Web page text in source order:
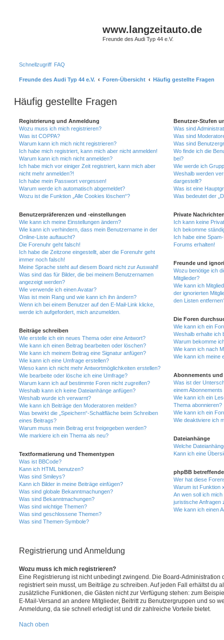
www.langzeitauto.de
Freunde des Audi Typ 44 e.V.
Schnellzugriff FAQ
Freunde des Audi Typ 44 e.V. Foren-Übersicht Häufig gestellte Fragen
Häufig gestellte Fragen
Registrierung und Anmeldung
Wozu muss ich mich registrieren?
Was ist COPPA?
Warum kann ich mich nicht registrieren?
Ich habe mich registriert, kann mich aber nicht anmelden!
Warum kann ich mich nicht anmelden?
Ich habe mich vor einiger Zeit registriert, kann mich aber
nicht mehr anmelden?!
Ich habe mein Passwort vergessen!
Warum werde ich automatisch abgemeldet?
Wozu ist die Funktion „Alle Cookies löschen“?
Benutzerpräferenzen und -einstellungen
Wie kann ich meine Einstellungen ändern?
Wie kann ich verhindern, dass mein Benutzername in der
Online-Liste auftaucht?
Die Forenuhr geht falsch!
Ich habe die Zeitzone eingestellt, aber die Forenuhr geht
immer noch falsch!
Meine Sprache steht auf diesem Board nicht zur Auswahl!
Was sind das für Bilder, die bei meinem Benutzernamen
angezeigt werden?
Wie verwende ich einen Avatar?
Was ist mein Rang und wie kann ich ihn ändern?
Wenn ich bei einem Benutzer auf den E-Mail-Link klicke,
werde ich aufgefordert, mich anzumelden.
Beiträge schreiben
Wie erstelle ich ein neues Thema oder eine Antwort?
Wie kann ich einen Beitrag bearbeiten oder löschen?
Wie kann ich meinem Beitrag eine Signatur anfügen?
Wie kann ich eine Umfrage erstellen?
Wieso kann ich nicht mehr Antwortmöglichkeiten erstellen?
Wie bearbeite oder lösche ich eine Umfrage?
Warum kann ich auf bestimmte Foren nicht zugreifen?
Weshalb kann ich keine Dateianhänge anfügen?
Weshalb wurde ich verwarnt?
Wie kann ich Beiträge den Moderatoren melden?
Was bewirkt die „Speichern“-Schaltfläche beim Schreiben
eines Beitrags?
Warum muss mein Beitrag erst freigegeben werden?
Wie markiere ich ein Thema als neu?
Textformatierung und Thementypen
Was ist BBCode?
Kann ich HTML benutzen?
Was sind Smileys?
Kann ich Bilder in meine Beiträge einfügen?
Was sind globale Bekanntmachungen?
Was sind Bekanntmachungen?
Was sind wichtige Themen?
Was sind geschlossene Themen?
Was sind Themen-Symbole?
Benutzer-Stufen
Was sind
Was sind
Was sind
Wo finde ich die
bei?
Wie werde ich
Weshalb werden
dargestellt?
Was ist eine
Was bedeutet der
Private
Ich kann keine
Ich bekomme
Ich habe eine
Forums erhalten!
Freunde und
Wozu benötige ich
Mitglieder?
Wie kann ich
der ignorierten
den Listen
Die Foren
Wie kann ich ein
Weshalb erhalte ich
Warum bekomme
Wie kann ich nach
Wie kann ich meine
Abonnements und
Was ist der
einem
Wie kann ich ein
Thema abonnieren?
Wie kann ich ein
Wie deaktiviere ich
Dateianhänge
Welche
Kann ich eine
phpBB
Wer hat diese
Warum ist Funktion
An wen soll ich
juristische Anfragen
Wie kann ich einen
Registrierung und Anmeldung
Wozu muss ich mich registrieren?
Eine Registrierung ist nicht unbedingt zwingend. Die Board-Administration
registriert sein musst, um Beiträge zu schreiben. Auf jeden Fall erhältst du
zusätzliche Funktionen, die Gästen nicht zur Verfügung stehen: zum
E-Mail-Versand an andere Mitglieder, Beitritt zu Benutzergruppen und so
Anmeldung, da sie schnell erledigt ist und dir zahlreiche Vorteile bietet.
Nach oben